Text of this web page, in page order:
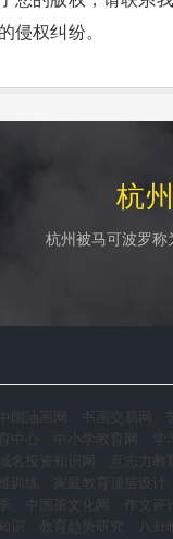
侵权纠纷。
杭
杭州被马可波罗
中国油画网 书画交易网
中心 中小学教育网
域名投资知识网
意志力教
训练
家庭教育顶层设计
中国茶文化网
作文评
识 教育趋势研究
八卦